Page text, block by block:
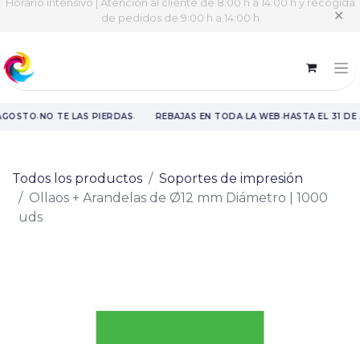
Horario intensivo | Atención al cliente de 8:00 h a 14:00 h y recogida
de pedidos de 9:00 h a 14:00 h ✕
·NO TE LAS PIERDAS· REBAJAS EN TODA LA WEB·HASTA EL 31 DE
Todos los productos
Soportes de impresión
Ollaos + Arandelas de Ø12 mm Diámetro | 1000
uds